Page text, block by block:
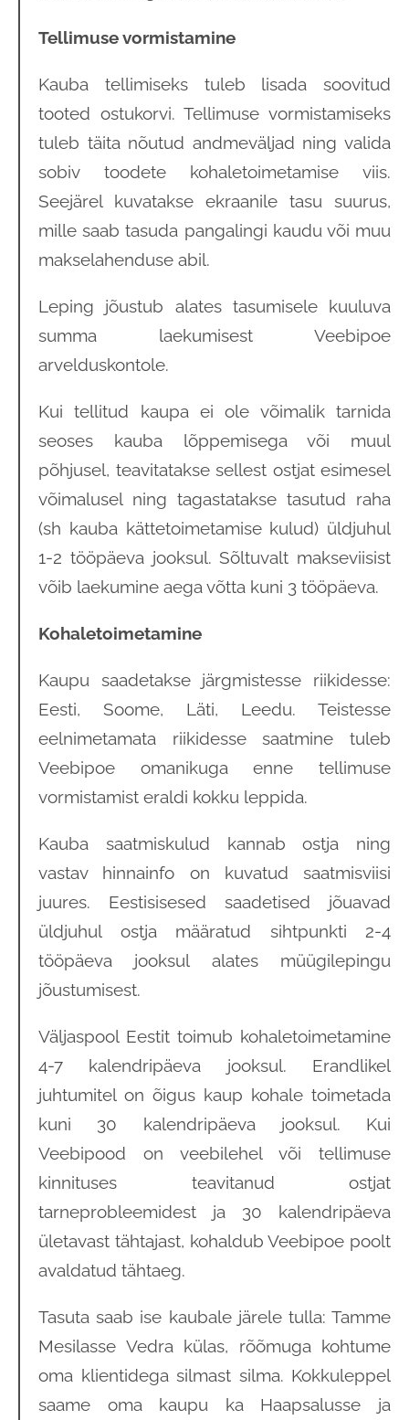
Tellimuse vormistamine
Kauba tellimiseks tuleb lisada soovitud
tooted ostukorvi. Tellimuse vormistamiseks
tuleb täita nõutud andmeväljad ning valida
sobiv toodete kohaletoimetamise viis.
Seejärel kuvatakse ekraanile tasu suurus,
mille saab tasuda pangalingi kaudu või muu
makselahenduse abil.
Leping jõustub alates tasumisele kuuluva
summa laekumisest Veebipoe
arvelduskontole.
Kui tellitud kaupa ei ole võimalik tarnida
seoses kauba lõppemisega või muul
põhjusel, teavitatakse sellest ostjat esimesel
võimalusel ning tagastatakse tasutud raha
(sh kauba kättetoimetamise kulud) üldjuhul
1-2 tööpäeva jooksul. Sõltuvalt makseviisist
võib laekumine aega võtta kuni 3 tööpäeva.
Kohaletoimetamine
Kaupu saadetakse järgmistesse riikidesse:
Eesti, Soome, Läti, Leedu. Teistesse
eelnimetamata riikidesse saatmine tuleb
Veebipoe omanikuga enne tellimuse
vormistamist eraldi kokku leppida.
Kauba saatmiskulud kannab ostja ning
vastav hinnainfo on kuvatud saatmisviisi
juures. Eestisisesed saadetised jõuavad
üldjuhul ostja määratud sihtpunkti 2-4
tööpäeva jooksul alates müügilepingu
jõustumisest.
Väljaspool Eestit toimub kohaletoimetamine
4-7 kalendripäeva jooksul. Erandlikel
juhtumitel on õigus kaup kohale toimetada
kuni 30 kalendripäeva jooksul. Kui
Veebipood on veebilehel või tellimuse
kinnituses teavitanud ostjat
tarneprobleemidest ja 30 kalendripäeva
ületavast tähtajast, kohaldub Veebipoe poolt
avaldatud tähtaeg.
Tasuta saab ise kaubale järele tulla: Tamme
Mesilasse Vedra külas, rõõmuga kohtume
oma klientidega silmast silma. Kokkuleppel
saame oma kaupu ka Haapsalusse ja